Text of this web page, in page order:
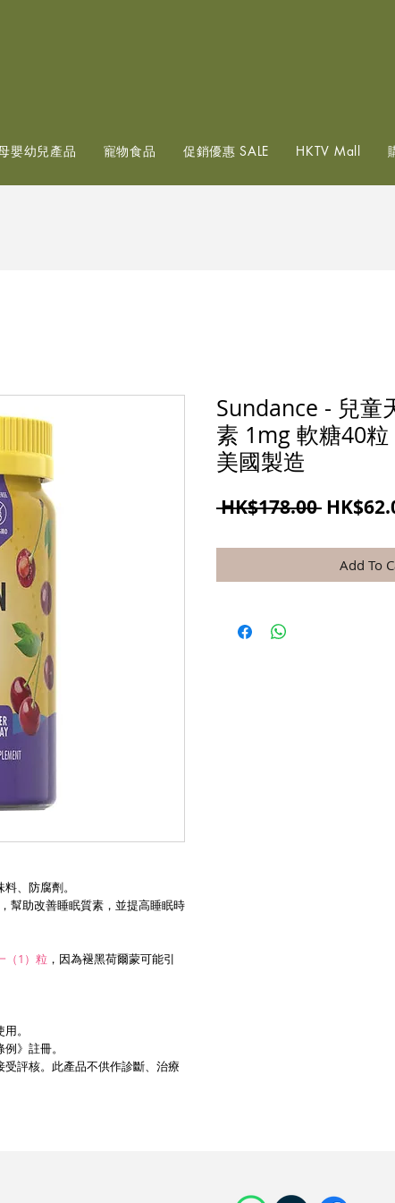
、防腐劑。
幫助改善睡眠質素，並提高睡眠時
（1）粒 ，因為褪黑荷爾蒙可能引
。
》註冊。
評核。此產品不供作診斷、治療
Sundance - 兒童
素 1mg 軟糖40粒
美國製造
HK$178.00 一
價
格Add To
嬰幼兒產品 寵物食品 促銷優惠 SALE HKTV Mall